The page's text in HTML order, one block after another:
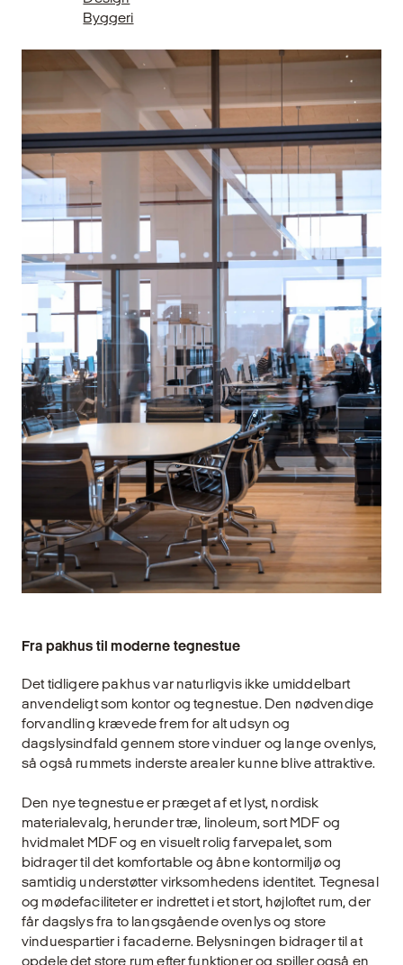
Byggeri
Fra pakhus til moderne tegnestue
Det tidligere pakhus var naturligvis ikke umiddelbart
anvendeligt som kontor og tegnestue. Den nødvendige
forvandling krævede frem for alt udsyn og
dagslysindfald gennem store vinduer og lange ovenlys,
så også rummets inderste arealer kunne blive attraktive.
Den nye tegnestue er præget af et lyst, nordisk
materialevalg, herunder træ, linoleum, sort MDF og
hvidmalet MDF og en visuelt rolig farvepalet, som
bidrager til det komfortable og åbne kontormiljø og
samtidig understøtter virksomhedens identitet. Tegnesal
og mødefaciliteter er indrettet i et stort, højloftet rum, der
får dagslys fra to langsgående ovenlys og store
vinduespartier i facaderne. Belysningen bidrager til at
opdele det store rum efter funktioner og spiller også en